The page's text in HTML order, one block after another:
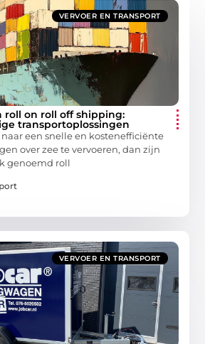
VERVOER EN TRANSPORT
roll on roll off shipping:
transportoplossingen
een snelle en kostenefficiënte
over zee te vervoeren, dan zijn
genoemd roll
VERVOER EN TRANSPORT